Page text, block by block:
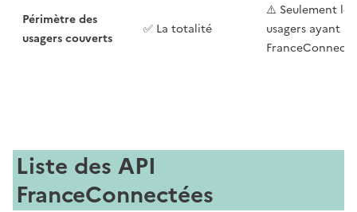
Périmètre des
usagers couverts
✅ La totalité
⚠️ Seulement les
usagers ayant
FranceConnect
Liste des API
FranceConnectées